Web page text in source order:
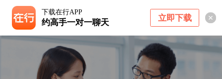
下载在行APP
约高手一对一聊天 立即下载